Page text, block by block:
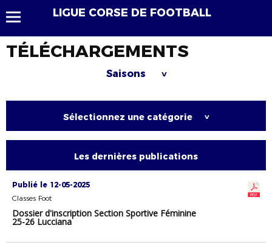
LIGUE CORSE DE FOOTBALL
TÉLÉCHARGEMENTS
Saisons >
Sélectionnez une catégorie >
Les dernières publications
Publié le 12-05-2025
Classes Foot
Dossier d'inscription Section Sportive Féminine
25-26 Lucciana